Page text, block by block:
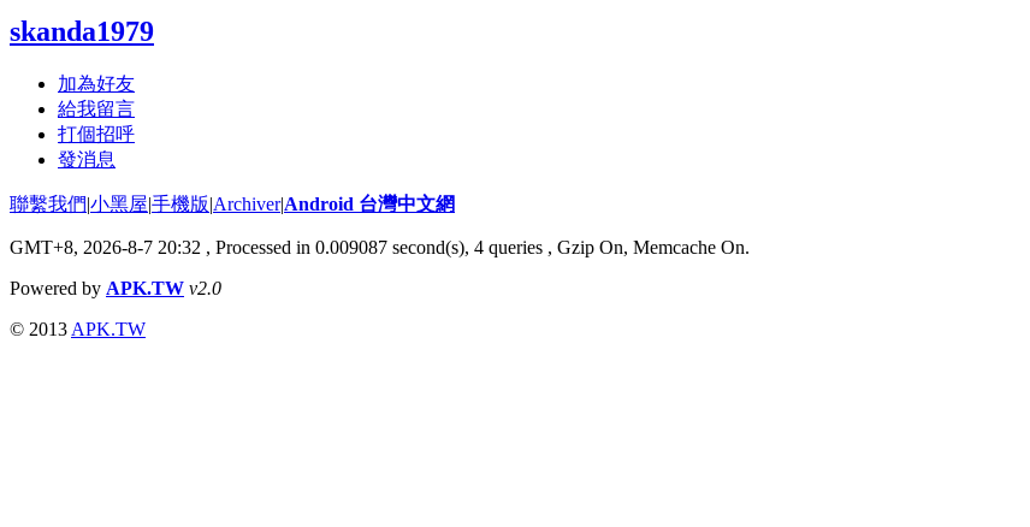
skanda1979
加為好友
給我留言
打個招呼
發消息
聯繫我們|小黑屋|手機版|Archiver|Android 台灣中文網
GMT+8, 2026-8-7 20:32 , Processed in 0.009087 second(s), 4 queries , Gzip On, Memcache On.
Powered by APK.TW v2.0
© 2013 APK.TW